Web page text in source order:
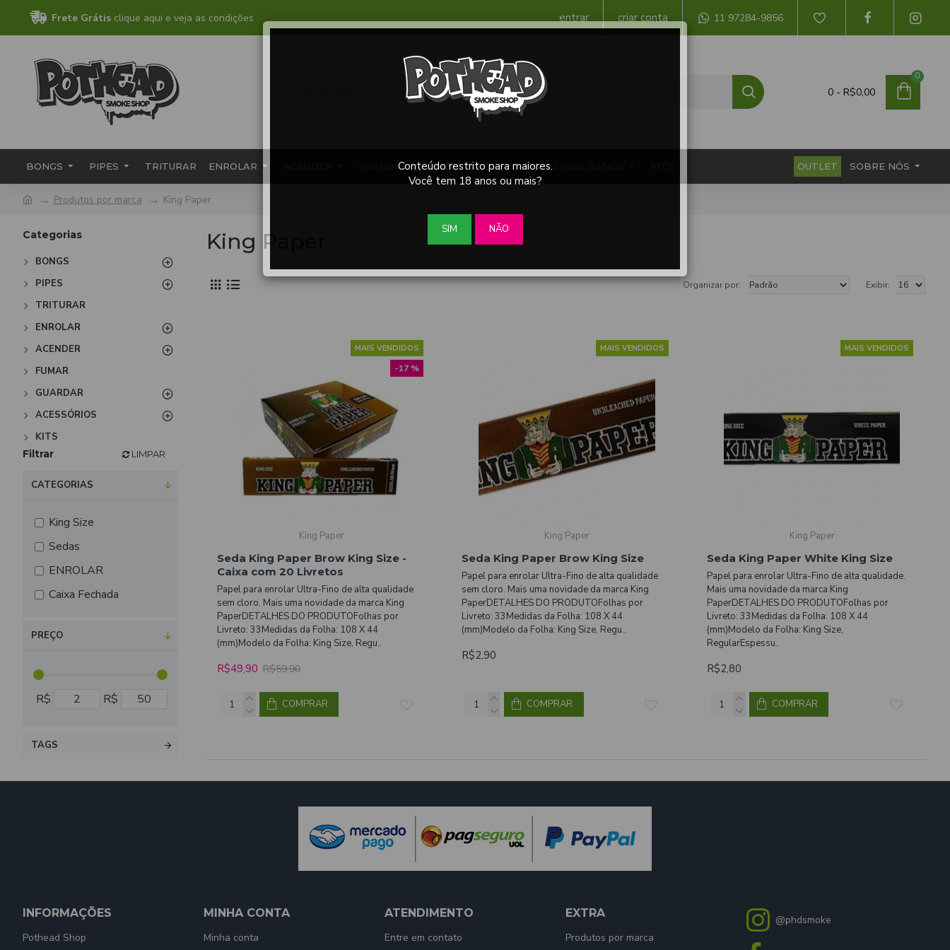
Frete Grátis clique aqui e veja as condições entrar criar conta 11 97284-9856
0 - R$0,00
0
BONGS PIPES TRITURAR ENROLAR GUARDAR ACESSÓRIOS REDUZINDO DANOS OUTLET SOBRE NÓS
Produtos por marca King Paper
Categorias
BONGS
PIPES
TRITURAR
ENROLAR
ACENDER
FUMAR
GUARDAR
ACESSÓRIOS
KITS
Filtrar
LIMPAR
PREÇO
R$ R$
CATEGORIAS
King Size
Sedas
ENROLAR
Caixa Fechada
TAGS
King Paper
Organizar por: Exibir:
MAIS VENDIDOS
-17 %
King Paper
Seda King Paper Brow King Size -
Caixa com 20 Livretos
Papel para enrolar Ultra-Fino de alta qualidade
sem cloro. Mais uma novidade da marca King
PaperDETALHES DO PRODUTOFolhas por
Livreto: 33Medidas da Folha: 108 X 44
(mm)Modelo da Folha: King Size, Regu..
R$49,90 R$59,90
COMPRAR
MAIS VENDIDOS
King Paper
Seda King Paper Brow King Size
Papel para enrolar Ultra-Fino de alta qualidade
sem cloro. Mais uma novidade da marca King
PaperDETALHES DO PRODUTOFolhas por
Livreto: 33Medidas da Folha: 108 X 44
(mm)Modelo da Folha: King Size, Regu..
R$2,90
COMPRAR
MAIS VENDIDOS
King Paper
Seda King Paper White King Size
Papel para enrolar Ultra-Fino de alta qualidade.
Mais uma novidade da marca King
PaperDETALHES DO PRODUTOFolhas por
Livreto: 33Medidas da Folha: 108 X 44
(mm)Modelo da Folha: King Size,
RegularEspessu..
R$2,80
COMPRAR
INFORMAÇÕES
Pothead Shop
MINHA CONTA
Minha conta
ATENDIMENTO
Entre em contato
EXTRA
Produtos por marca
@phdsmoke
Conteúdo restrito para maiores.
Você tem 18 anos ou mais?
SIM NÃO